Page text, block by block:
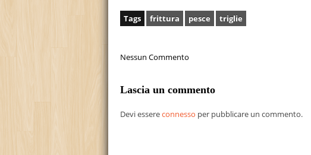
Tags frittura pesce triglie
Nessun Commento
Lascia un commento
Devi essereconnesso per pubblicare un commento.